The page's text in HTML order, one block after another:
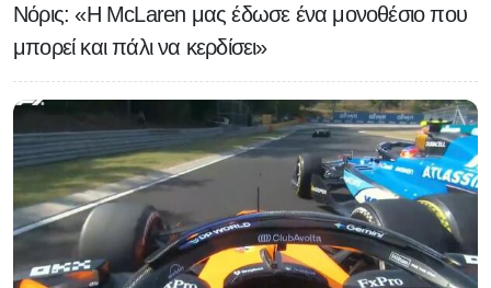
Νόρις: «Η McLaren μας έδωσε ένα μονοθέσιο που
μπορεί και πάλι να κερδίσει»